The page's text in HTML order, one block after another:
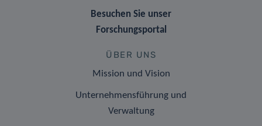
Besuchen Sie unser
Forschungsportal
ÜBER UNS
Mission und Vision
Unternehmensführung und
Verwaltung